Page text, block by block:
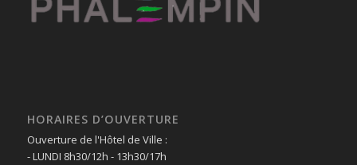
HORAIRES D’OUVERTURE
Ouverture de l'Hôtel de Ville :
- LUNDI 8h30/12h - 13h30/17h